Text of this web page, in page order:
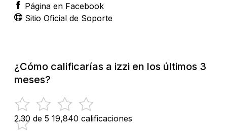
Página en Facebook
Sitio Oficial de Soporte
¿Cómo calificarías a izzi en los últimos 3
meses?
2.30 de 5 19,840 calificaciones